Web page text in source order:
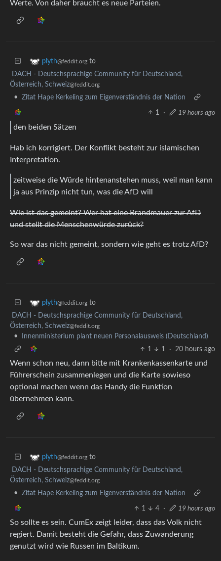
Werte. Von daher braucht es neue Parteien.
plyth@feddit.org to
DACH - Deutschsprachige Community für Deutschland,
Österreich, Schweiz@feddit.org
• Zitat Hape Kerkeling zum Eigenverständnis der Nation
1 · 19 hours ago
den beiden Sätzen
Hab ich korrigiert. Der Konflikt besteht zur islamischen
Interpretation.
zeitweise die Würde hintenanstehen muss, weil man kann
ja aus Prinzip nicht tun, was die AfD will
Wie ist das gemeint? Wer hat eine Brandmauer zur AfD
und stellt die Menschenwürde zurück?
So war das nicht gemeint, sondern wie geht es trotz AfD?
plyth@feddit.org to
DACH - Deutschsprachige Community für Deutschland,
Österreich, Schweiz@feddit.org
•
Innenministerium plant neuen Personalausweis (Deutschland)
1
1 · 20 hours ago
Wenn schon neu, dann bitte mit Krankenkassenkarte und
Führerschein zusammenlegen und die Karte sowieso
optional machen wenn das Handy die Funktion
übernehmen kann.
plyth@feddit.org to
DACH - Deutschsprachige Community für Deutschland,
Österreich, Schweiz@feddit.org
• Zitat Hape Kerkeling zum Eigenverständnis der Nation
1 4 · 19 hours ago
So sollte es sein. CumEx zeigt leider, dass das Volk nicht
regiert. Damit besteht die Gefahr, dass Zuwanderung
genutzt wird wie Russen im Baltikum.